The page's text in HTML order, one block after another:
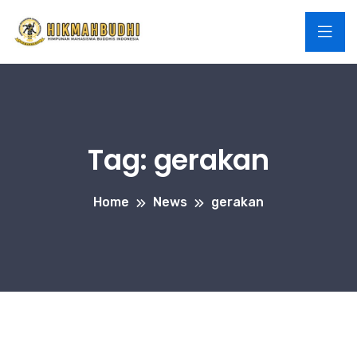
Tag: gerakan
Home News gerakan